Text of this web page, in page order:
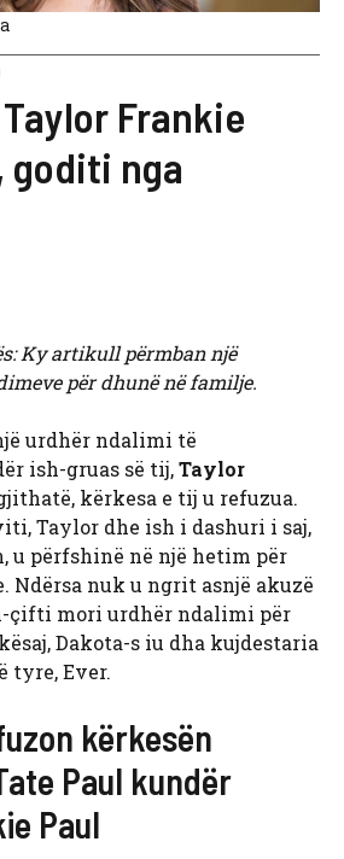
Frankie
goditi nga
Ky artikull përmban një
për dhunë në familje.
urdhër ndalimi të
ish-gruas së tij,Taylor
kërkesa e tij u refuzua.
Taylor dhe ish i dashuri i saj,
u përfshinë në një hetim për
Ndërsa nuk u ngrit asnjë akuzë
çifti mori urdhër ndalimi për
Dakota-s iu dha kujdestaria
tyre, Ever.
kërkesën
Paul kundër
Paul